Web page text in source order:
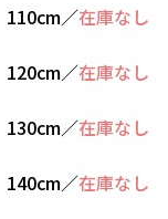
110cm／在庫なし
120cm／在庫なし
130cm／在庫なし
140cm／在庫なし